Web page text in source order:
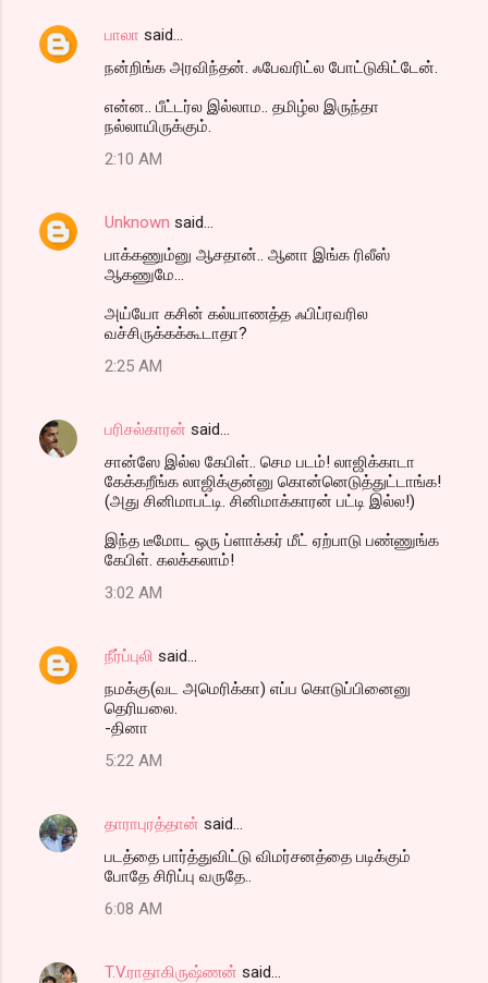
பாலா said…
நன்றிங்க அரவிந்தன். ஃபேவரிட்ல போட்டுகிட்டேன்.
என்ன.. பீட்டர்ல இல்லாம.. தமிழ்ல இருந்தா
நல்லாயிருக்கும்.
2:10 AM
Unknown said…
பாக்கணும்னு ஆசதான்.. ஆனா இங்க ரிலீஸ்
ஆகணுமே...
அய்யோ கசின் கல்யாணத்த ஃபிப்ரவரில
வச்சிருக்கக்கூடாதா?
2:25 AM
பரிசல்காரன் said…
சான்ஸே இல்ல கேபிள்.. செம படம்! லாஜிக்காடா
கேக்கறீங்க லாஜிக்குன்னு கொன்னெடுத்துட்டாங்க!
(அது சினிமாபட்டி. சினிமாக்காரன் பட்டி இல்ல!)
இந்த டீமோட ஒரு ப்ளாக்கர் மீட் ஏற்பாடு பண்ணுங்க
கேபிள். கலக்கலாம்!
3:02 AM
நீர்ப்புலி said…
நமக்கு(வட அமெரிக்கா) எப்ப கொடுப்பினைனு
தெரியலை.
-தினா
5:22 AM
தாராபுரத்தான் said…
படத்தை பார்த்துவிட்டு விமர்சனத்தை படிக்கும்
போதே சிரிப்பு வருதே..
6:08 AM
T.V.ராதாகிருஷ்ணன் said…